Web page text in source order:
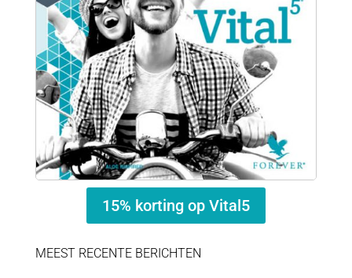
15% korting op Vital5
MEEST RECENTE BERICHTEN